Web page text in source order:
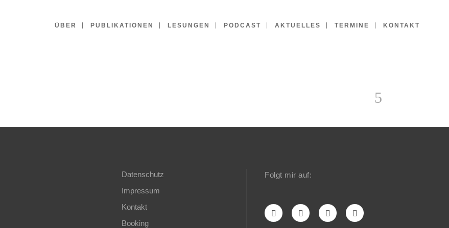
ÜBER PUBLIKATIONEN LESUNGEN PODCAST AKTUELLES TERMINE KONTAKT
Datenschutz
Impressum
Kontakt
Booking
Folgt mir auf: